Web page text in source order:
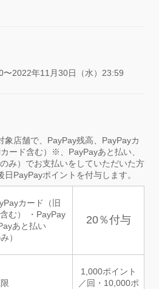
2022年11月30日（水）23:59
象店舗で、PayPay残高、PayPayカ
ード含む）※、PayPayあと払い、
み）でお支払いをしていただいた方
PayPayポイントを付与します。
カード（旧
む） ・PayPay
あと払い
）
20％付与
1,000ポイント
／回・10,000ポ